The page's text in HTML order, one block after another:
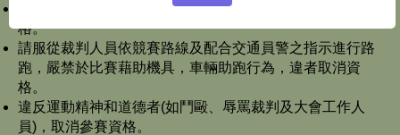
選手冒名頂替或報名組別與身分證明資格不符者，取消資
格。
請服從裁判人員依競賽路線及配合交通員警之指示進行路
跑，嚴禁於比賽藉助機具，車輛助跑行為，違者取消資
格。
違反運動精神和道德者(如鬥毆、辱罵裁判及大會工作人
員)，取消參賽資格。